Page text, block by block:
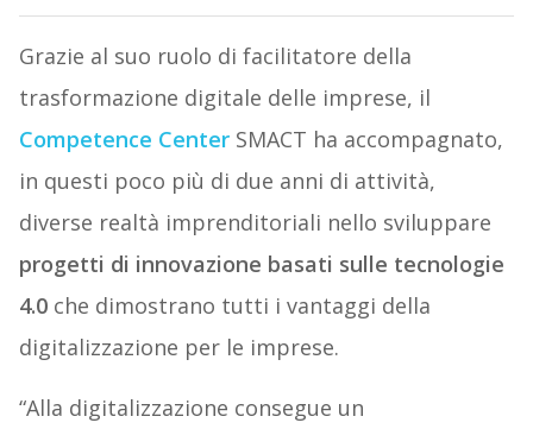
Grazie al suo ruolo di facilitatore della
trasformazione digitale delle imprese, il
Competence CenterSMACT ha accompagnato,
in questi poco più di due anni di attività,
diverse realtà imprenditoriali nello sviluppare
progetti di innovazione basati sulle tecnologie
4.0che dimostrano tutti i vantaggi della
digitalizzazione per le imprese.
“Alla digitalizzazione consegue un